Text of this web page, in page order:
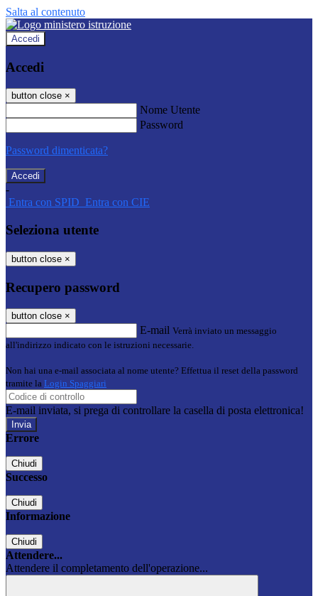
Salta al contenuto
Accedi
Accedi
button close ×
Nome Utente
Password
Password dimenticata?
-
Entra con SPID Entra con CIE
Seleziona utente
button close ×
Recupero password
button close ×
E-mail Verrà inviato un messaggio
all'indirizzo indicato con le istruzioni necessarie.
Non hai una e-mail associata al nome utente? Effettua il reset della password
tramite la Login Spaggiari
E-mail inviata, si prega di controllare la casella di posta elettronica!
Errore
Chiudi
Successo
Chiudi
Informazione
Chiudi
Attendere...
Attendere il completamento dell'operazione...